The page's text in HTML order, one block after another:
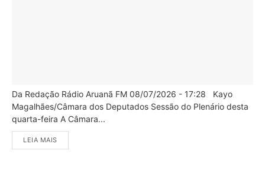
Da Redação Rádio Aruanã FM 08/07/2026 - 17:28 Kayo
Magalhães/Câmara dos Deputados Sessão do Plenário desta
quarta-feira A Câmara...
LEIA MAIS